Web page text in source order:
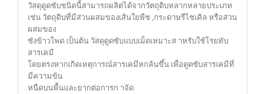
วัสดุดูดซับชนิดนี้สามารถผลิตได้จากวัตถุดิบหลากหลายประเภท
เช่น วัตถุดิบที่มีส่วนผสมของเส้นใยพืช ,กระดาษรีไซเคิล หรือส่วน
ผสมของ
ซังข้าวโพด เป็นต้น วัสดุดูดซับแบบเม็ดเหมาะส าหรับใช้โรยทับ
สารเคมี
โดยตรงหากเกิดเหตุการณ์สารเคมีหกล้นขึ้น เพื่อดูดซับสารเคมีที่
มีความข้น
หนืดบนพื้นและยากต่อการก าจัด